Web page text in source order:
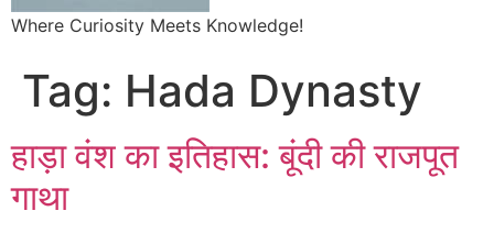
Where Curiosity Meets Knowledge!
Tag: Hada Dynasty
हाड़ा वंश का इतिहास: बूंदी की राजपूत
गाथा